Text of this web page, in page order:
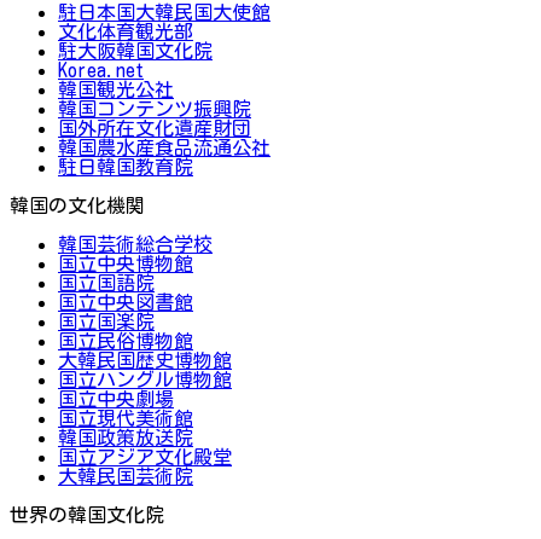
駐日本国大韓民国大使館
文化体育観光部
駐大阪韓国文化院
Korea.net
韓国観光公社
韓国コンテンツ振興院
国外所在文化遺産財団
韓国農水産食品流通公社
駐日韓国教育院
韓国の文化機関
韓国芸術総合学校
国立中央博物館
国立国語院
国立中央図書館
国立国楽院
国立民俗博物館
大韓民国歴史博物館
国立ハングル博物館
国立中央劇場
国立現代美術館
韓国政策放送院
国立アジア文化殿堂
大韓民国芸術院
世界の韓国文化院